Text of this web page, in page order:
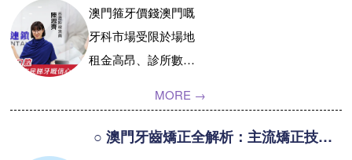
醫療新聞medical news
種植牙dental implant
箍牙orthodontics
charge standard
澳門箍牙價錢澳門嘅
牙科市場受限於場地
租金高昂、診所數量
較高，因此澳門箍牙
價錢相對比較貴。一
MORE →
○ 澳門牙齒矯正全解析：主流矯正技術費用及方案選擇指南